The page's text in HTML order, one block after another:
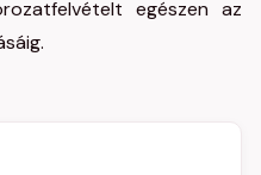
egészen az